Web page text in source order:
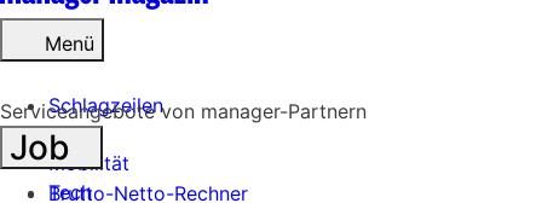
Menü
Schlagzeilen
Mobilität
Tech
Serviceangebote von manager-Partnern
Job
Brutto-Netto-Rechner